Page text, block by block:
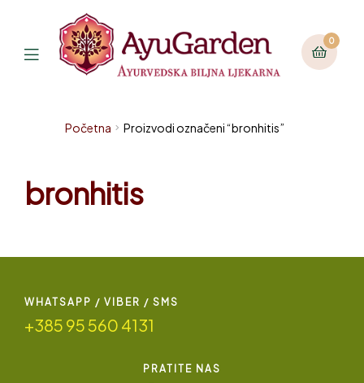
0
Početna Proizvodi označeni “bronhitis”
bronhitis
WHATSAPP / VIBER / SMS
+385 95 560 4131
PRATITE NAS